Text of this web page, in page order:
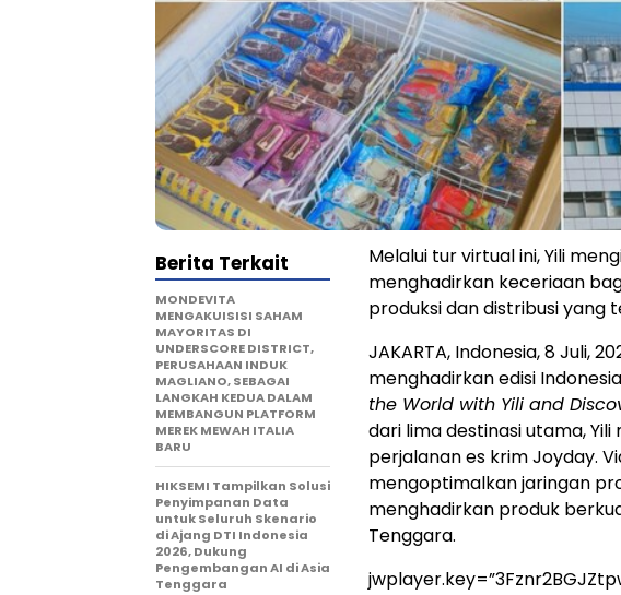
Melalui tur virtual ini, Yili
menghadirkan keceriaan
produksi dan distribusi yang
JAKARTA, Indonesia,8 Juli,
menghadirkan edisi
the World with Yili and
dari lima destinasi utama,
perjalanan es krim Joyday.
mengoptimalkan jaringan
menghadirkan produk
Tenggara.
Berita Terkait
MONDEVITA
MENGAKUISISI SAHAM
MAYORITAS DI
UNDERSCORE DISTRICT,
PERUSAHAAN INDUK
MAGLIANO, SEBAGAI
LANGKAH KEDUA DALAM
MEMBANGUN PLATFORM
MEREK MEWAH ITALIA
BARU
HIKSEMI Tampilkan Solusi
Penyimpanan Data
untuk Seluruh Skenario
di Ajang DTI Indonesia
2026, Dukung
Pengembangan AI di Asia
Tenggara